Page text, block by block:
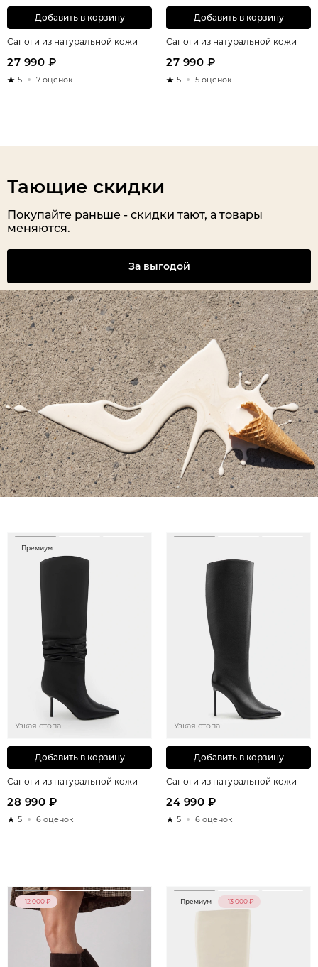
Добавить в корзину
Сапоги из натуральной кожи
27 990 ₽
5 7 оценок
Добавить в корзину
Сапоги из натуральной кожи
27 990 ₽
5 5 оценок
Тающие скидки
Покупайте раньше - скидки тают, а товары
меняются.
За выгодой
Узкая стопа
Премиум
Добавить в корзину
Сапоги из натуральной кожи
28 990 ₽
5 6 оценок
Узкая стопа
Добавить в корзину
Сапоги из натуральной кожи
24 990 ₽
5 6 оценок
–12 000 ₽ Премиум –13 000 ₽